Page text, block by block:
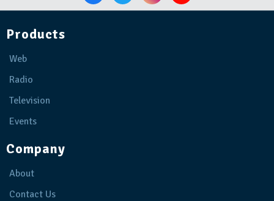
Products
Web
Radio
Television
Events
Company
About
Contact Us